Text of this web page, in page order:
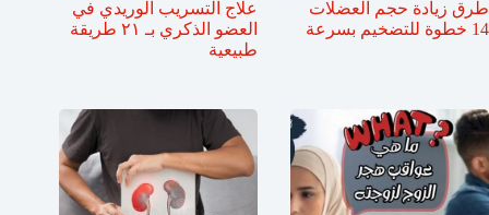
طرق زيادة حجم العضلات
14 خطوة للتضخيم بسرعة
علاج التسريب الوريدي في
العضو الذكري بـ ٢١ طريقة
طبيعية